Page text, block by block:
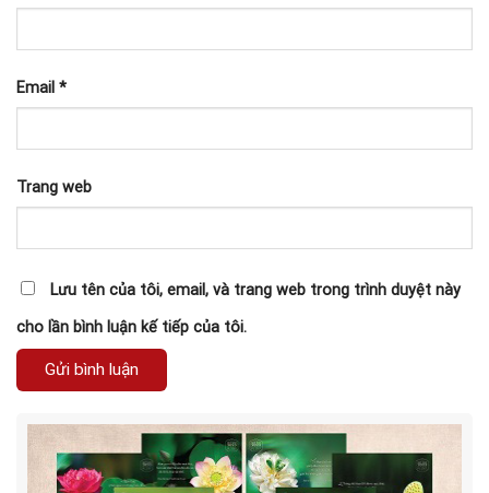
Email *
Trang web
Lưu tên của tôi, email, và trang web trong trình duyệt này
cho lần bình luận kế tiếp của tôi.